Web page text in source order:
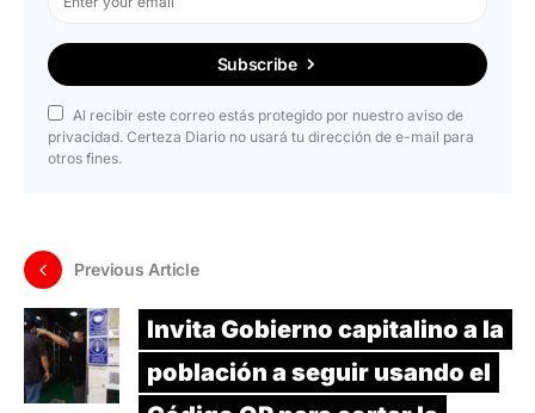
Subscribe
Al recibir este correo estás protegido por nuestro aviso de
privacidad. Certeza Diario no usará tu dirección de e-mail para
otros fines.
Previous Article
Invita Gobierno capitalino a la
población a seguir usando el